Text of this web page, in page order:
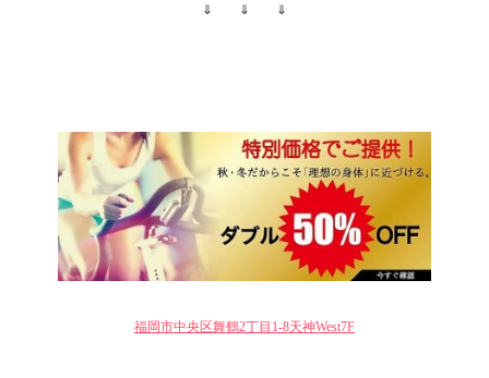
⇓ ⇓ ⇓
福岡市中央区舞鶴2丁目1-8天神West7F